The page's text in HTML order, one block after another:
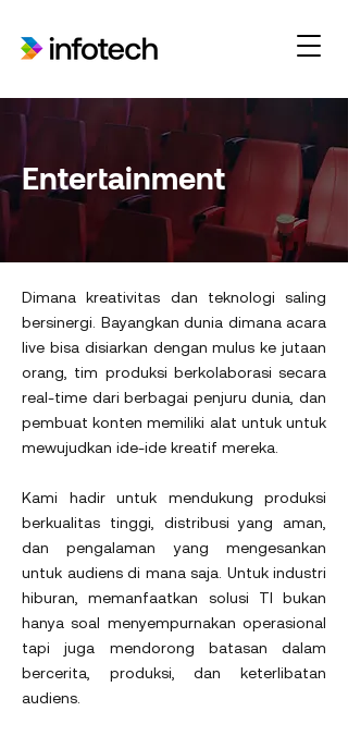
Entertainment
Dimana kreativitas dan teknologi saling
bersinergi. Bayangkan dunia dimana acara
live bisa disiarkan dengan mulus ke jutaan
orang, tim produksi berkolaborasi secara
real-time dari berbagai penjuru dunia, dan
pembuat konten memiliki alat untuk untuk
mewujudkan ide-ide kreatif mereka.
Kami hadir untuk mendukung produksi
berkualitas tinggi, distribusi yang aman,
dan pengalaman yang mengesankan
untuk audiens di mana saja. Untuk industri
hiburan, memanfaatkan solusi TI bukan
hanya soal menyempurnakan operasional
tapi juga mendorong batasan dalam
bercerita, produksi, dan keterlibatan
audiens.